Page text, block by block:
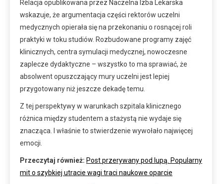
Relacja opublikowana przez Naczelna Izba Lekarska
wskazuje, że argumentacja części rektorów uczelni
medycznych opierała się na przekonaniu o rosnącej roli
praktyki w toku studiów. Rozbudowane programy zajęć
klinicznych, centra symulacji medycznej, nowoczesne
zaplecze dydaktyczne – wszystko to ma sprawiać, że
absolwent opuszczający mury uczelni jest lepiej
przygotowany niż jeszcze dekadę temu.
Z tej perspektywy w warunkach szpitala klinicznego
różnica między studentem a stażystą nie wydaje się
znacząca. I właśnie to stwierdzenie wywołało najwięcej
emocji.
Przeczytaj również: Post przerywany pod lupą. Popularny
mit o szybkiej utracie wagi traci naukowe oparcie